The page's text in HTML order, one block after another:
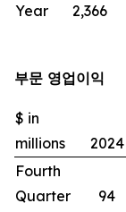
Year
2,366
부문 영업이익
$ in
millions
2024
Fourth
Quarter
94